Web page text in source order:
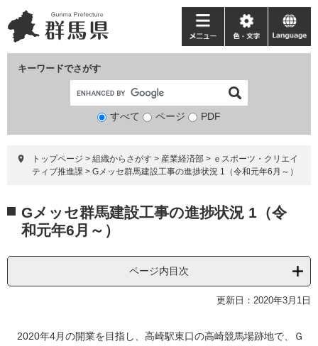
ー
ジ
ニ
ュ
て
キーワードでさがす
検
象
すべて ページ PDF
メ
ニ
ー
色・
文
language
トップページ > 組織からさがす > 産業経済部 > ｅスポーツ・クリエイ
ティブ推進課 > Gメッセ群馬建設工事の進捗状況 1（令和元年6月～）
文 Gメッセ群馬建設工事の進捗状況 1（令
和元年6月～）
ページ内目次
更新日：2020年3月1日
2020年4月の開業を目指し、高崎駅東口の高崎競馬場跡地で、Ｇ